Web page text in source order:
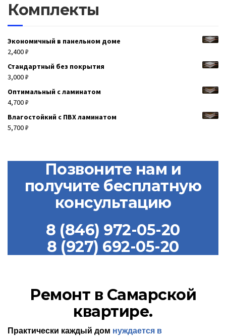
Комплекты
Экономичный в панельном доме
2,400₽
Стандартный без покрытия
3,000₽
Оптимальный с ламинатом
4,700₽
Влагостойкий с ПВХ ламинатом
5,700₽
Позвоните нам и
получите бесплатную
консультацию
8 (846) 972-05-20
8 (927) 692-05-20
Ремонт в Самарской
квартире.
П рактически каждый дом нуждается в